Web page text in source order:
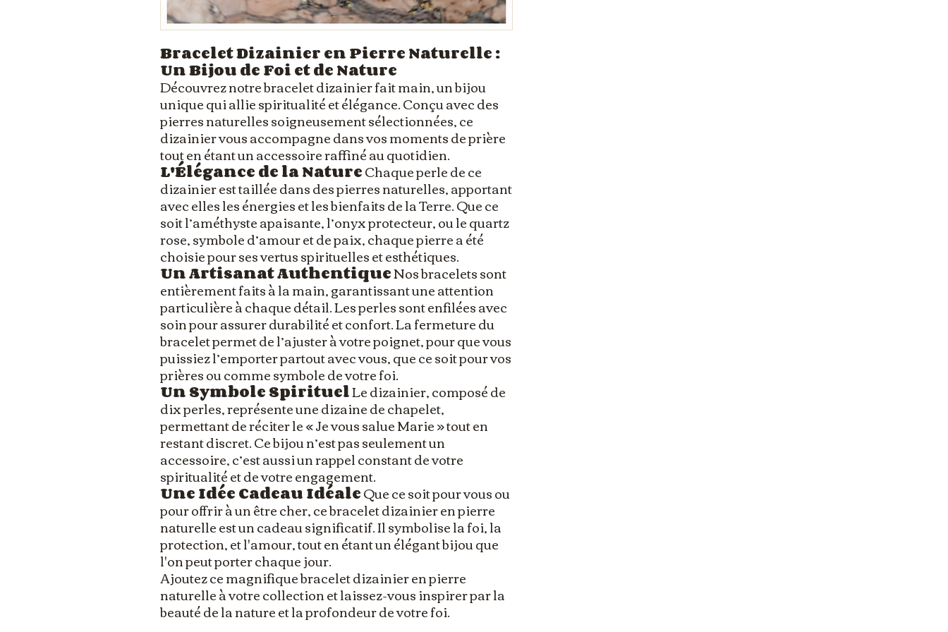
Bracelet Dizainier en Pierre Naturelle :
Un Bijou de Foi et de Nature
Découvrez notre bracelet dizainier fait main, un bijou
unique qui allie spiritualité et élégance. Conçu avec des
pierres naturelles soigneusement sélectionnées, ce
dizainier vous accompagne dans vos moments de prière
tout en étant un accessoire raffiné au quotidien.
L'Élégance de la NatureChaque perle de ce
dizainier est taillée dans des pierres naturelles, apportant
avec elles les énergies et les bienfaits de la Terre. Que ce
soit l’améthyste apaisante, l’onyx protecteur, ou le quartz
rose, symbole d’amour et de paix, chaque pierre a été
choisie pour ses vertus spirituelles et esthétiques.
Un Artisanat AuthentiqueNos bracelets sont
entièrement faits à la main, garantissant une attention
particulière à chaque détail. Les perles sont enfilées avec
soin pour assurer durabilité et confort. La fermeture du
bracelet permet de l’ajuster à votre poignet, pour que vous
puissiez l’emporter partout avec vous, que ce soit pour vos
prières ou comme symbole de votre foi.
Un Symbole SpirituelLe dizainier, composé de
dix perles, représente une dizaine de chapelet,
permettant de réciter le « Je vous salue Marie » tout en
restant discret. Ce bijou n’est pas seulement un
accessoire, c’est aussi un rappel constant de votre
spiritualité et de votre engagement.
Une Idée Cadeau IdéaleQue ce soit pour vous ou
pour offrir à un être cher, ce bracelet dizainier en pierre
naturelle est un cadeau significatif. Il symbolise la foi, la
protection, et l'amour, tout en étant un élégant bijou que
l'on peut porter chaque jour.
Ajoutez ce magnifique bracelet dizainier en pierre
naturelle à votre collection et laissez-vous inspirer par la
beauté de la nature et la profondeur de votre foi.